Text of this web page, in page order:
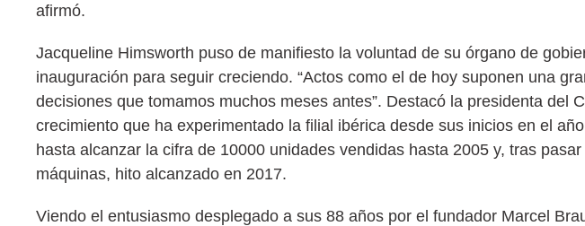
afirmó.
Jacqueline Himsworth puso de manifiesto la voluntad de su órgano de
inauguración para seguir creciendo. “Actos como el de hoy suponen una
decisiones que tomamos muchos meses antes”. Destacó la presidenta del
crecimiento que ha experimentado la filial ibérica desde sus inicios en el
hasta alcanzar la cifra de 10000 unidades vendidas hasta 2005 y, tras
máquinas, hito alcanzado en 2017.
Viendo el entusiasmo desplegado a sus 88 años por el fundador Marcel